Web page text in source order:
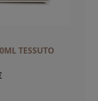
TESSUTO